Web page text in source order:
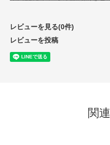
レビューを見る(0件)
レビューを投稿
関